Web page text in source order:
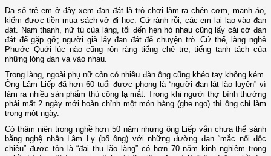
Đa số trẻ em ở đây xem đan đát là trò chơi làm ra chén cơm, manh áo,
kiếm được tiền mua sách vở đi học. Cứ rảnh rỗi, các em lại lao vào đan
đát. Nam thanh, nữ tú của làng, tối đến hẹn hò nhau cũng lấy cái cớ đan
đát để gặp gỡ; người già lấy đan đát để chuyện trò. Cứ thế, làng nghề
Phước Quới lúc nào cũng rộn ràng tiếng chẻ tre, tiếng tanh tách của
những lóng đan va vào nhau.
Trong làng, ngoài phụ nữ còn có nhiều đàn ông cũng khéo tay không kém.
Ông Lâm Liếp đã hơn 60 tuổi được phong là “người đan lát lão luyện” vì
làm ra nhiều sản phẩm thủ công lạ mắt. Trong khi người thợ bình thường
phải mất 2 ngày mới hoàn chỉnh một món hàng (ghe ngo) thì ông chỉ làm
trong một ngày.
Có thâm niên trong nghề hơn 50 năm nhưng ông Liếp vẫn chưa thể sánh
bằng nghệ nhân Lâm Ly (bố ông) với những đường đan “mắc nổi độc
chiêu” được tôn là “đại thụ lão làng” có hơn 70 năm kinh nghiệm trong